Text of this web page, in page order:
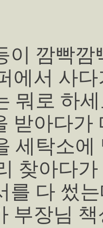
이 깜빡
에서 사
뭐로 하
받아다가
세탁소에
찾아다
를 다 썼
부장님